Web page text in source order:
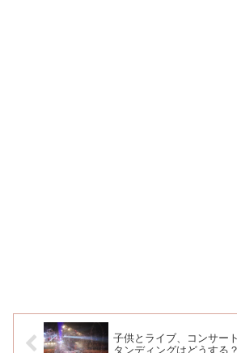
子供とライブ、コンサー
タンディングはどうする？